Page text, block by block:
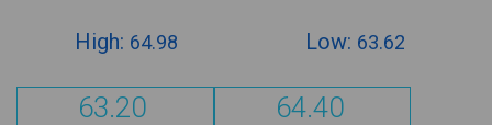
High: 64.98 Low: 63.62
63.20 64.40